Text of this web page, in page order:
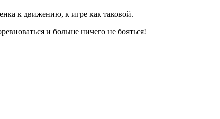
к движению, к игре как таковой.
и больше ничего не бояться!